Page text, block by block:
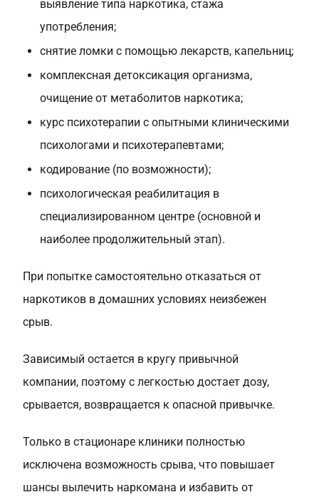
выявление типа наркотика, стажа
употребления;
снятие ломки с помощью лекарств, капельниц;
комплексная детоксикация организма,
очищение от метаболитов наркотика;
курс психотерапии с опытными клиническими
психологами и психотерапевтами;
кодирование (по возможности);
психологическая реабилитация в
специализированном центре (основной и
наиболее продолжительный этап).
При попытке самостоятельно отказаться от
наркотиков в домашних условиях неизбежен
срыв.
Зависимый остается в кругу привычной
компании, поэтому с легкостью достает дозу,
срывается, возвращается к опасной привычке.
Только в стационаре клиники полностью
исключена возможность срыва, что повышает
шансы вылечить наркомана и избавить от